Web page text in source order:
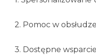
2. Pomoc w
3. Dostępne